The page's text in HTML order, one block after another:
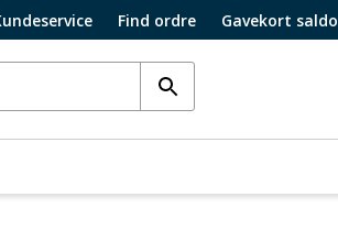
Find ordre Gavekort saldo